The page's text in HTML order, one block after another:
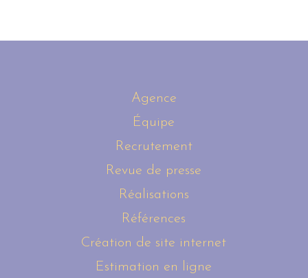
Agence
Équipe
Recrutement
Revue de presse
Réalisations
Références
Création de site internet
Estimation en ligne